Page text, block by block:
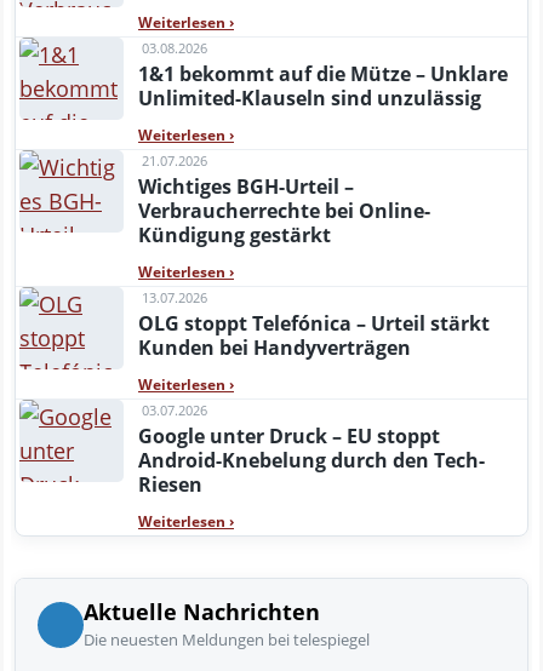
Weiterlesen ›
03.08.2026
1&1 bekommt auf die Mütze – Unklare
Unlimited-Klauseln sind unzulässig
Weiterlesen ›
21.07.2026
Wichtiges BGH-Urteil –
Verbraucherrechte bei Online-
Kündigung gestärkt
Weiterlesen ›
13.07.2026
OLG stoppt Telefónica – Urteil stärkt
Kunden bei Handyverträgen
Weiterlesen ›
03.07.2026
Google unter Druck – EU stoppt
Android-Knebelung durch den Tech-
Riesen
Weiterlesen ›
Aktuelle Nachrichten
Die neuesten Meldungen bei telespiegel